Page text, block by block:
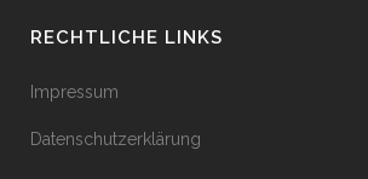
RECHTLICHE LINKS
Impressum
Datenschutzerklärung